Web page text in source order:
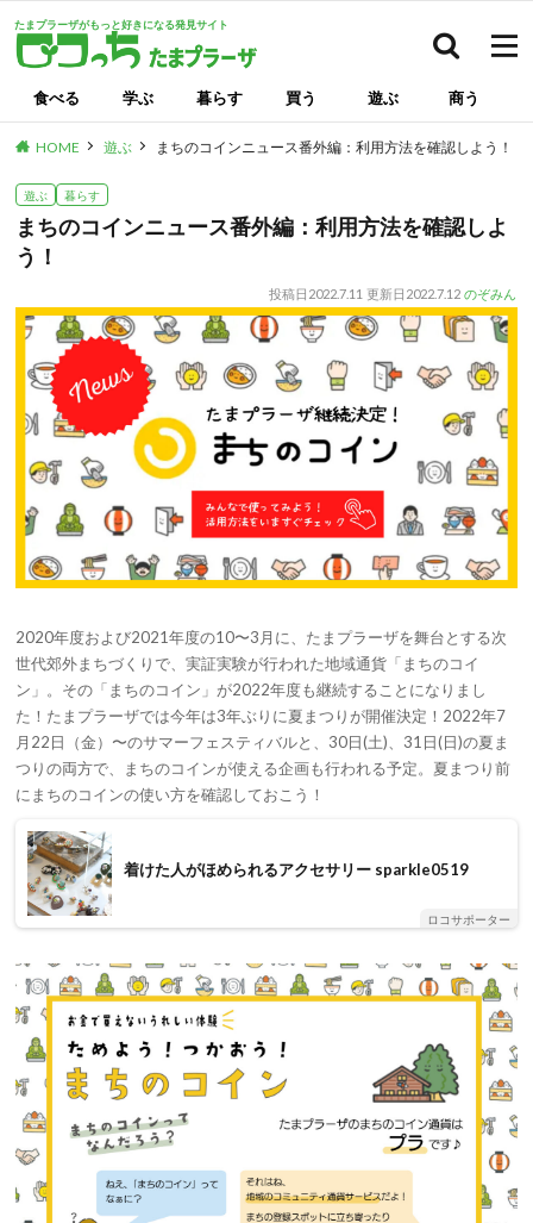
たまプラーザがもっと好きになる発見サイト
食べる 学ぶ 暮らす 買う 遊ぶ 商う
HOME 遊ぶ まちのコインニュース番外編：利用方法を確認しよう！
遊ぶ 暮らす
まちのコインニュース番外編：利用方法を確認しよ
う！
投稿日 2022.7.11 更新日 2022.7.12 のぞみん
2020年度および2021年度の10〜3月に、たまプラーザを舞台とする次
世代郊外まちづくりで、実証実験が行われた地域通貨「まちのコイ
ン」。その「まちのコイン」が2022年度も継続することになりまし
た！たまプラーザでは今年は3年ぶりに夏まつりが開催決定！2022年7
月22日（金）〜のサマーフェスティバルと、30日(土)、31日(日)の夏ま
つりの両方で、まちのコインが使える企画も行われる予定。夏まつり前
にまちのコインの使い方を確認しておこう！
着けた人がほめられるアクセサリー sparkle0519
ロコサポーター